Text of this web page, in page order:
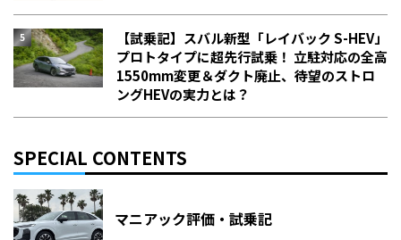
【試乗記】スバル新型「レイバック S-HEV」
プロトタイプに超先行試乗！ 立駐対応の全高
1550mm変更＆ダクト廃止、待望のストロ
ングHEVの実力とは？
SPECIAL CONTENTS
マニアック評価・試乗記